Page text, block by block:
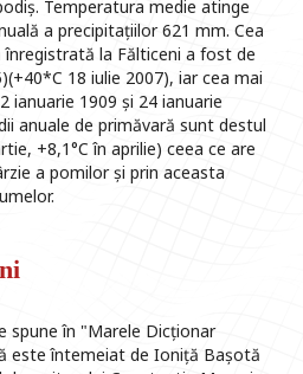
Temperatura medie atinge
a precipitațiilor 621 mm. Cea
la Fălticeni a fost de
18 iulie 2007), iar cea mai
ianuarie 1909 și 24 ianuarie
anuale de primăvară sunt destul
+8,1°C în aprilie) ceea ce are
a pomilor și prin aceasta
spune în "Marele Dicționar
este întemeiat de Ioniță Bașotă